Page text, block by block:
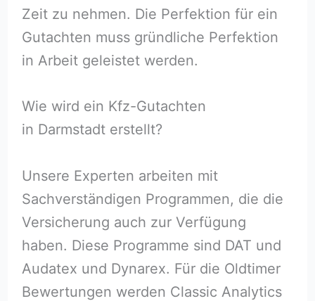
Zeit zu nehmen. Die Perfektion für ein
Gutachten muss gründliche Perfektion
in Arbeit geleistet werden.
Wie wird ein Kfz-Gutachten
in Darmstadt erstellt?
Unsere Experten arbeiten mit
Sachverständigen Programmen, die die
Versicherung auch zur Verfügung
haben. Diese Programme sind DAT und
Audatex und Dynarex. Für die Oldtimer
Bewertungen werden Classic Analytics